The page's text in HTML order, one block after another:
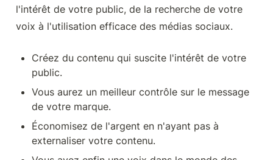
l'intérêt de votre public, de la recherche de votre
voix à l'utilisation efficace des médias sociaux.
Créez du contenu qui suscite l'intérêt de votre
public.
Vous aurez un meilleur contrôle sur le message
de votre marque.
Économisez de l'argent en n'ayant pas à
externaliser votre contenu.